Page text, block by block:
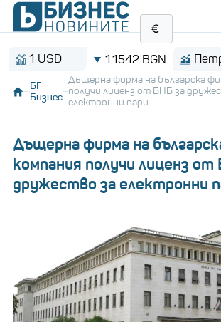
USD 1.1542 BGN Петрол
БГ
Бизнес
Дъщерна фирма на българска
получи лиценз от БНБ за
електронни пари
Дъщерна фирма на
компания получи лиценз от
дружество за електронни